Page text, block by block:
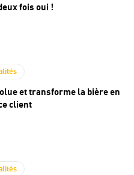
fois oui !
et transforme la bière en
client